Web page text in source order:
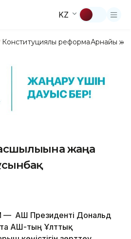
KZ
Конституциялық реформаАрнайы
жаңа
— АҚШ Президенті Дональд
АҚШ-тың Ұлттық